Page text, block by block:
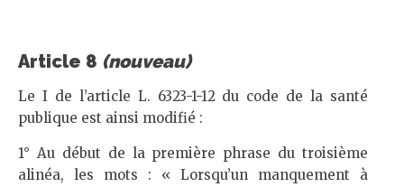
Article 8 (nouveau)
Le I de l’article L. 6323-1-12 du code de la santé
publique est ainsi modifié :
1° Au début de la première phrase du troisième
alinéa, les mots : « Lorsqu’un manquement à